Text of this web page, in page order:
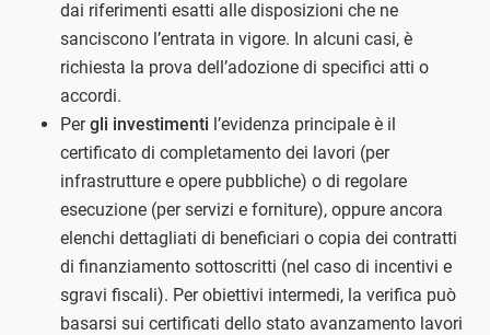
dai riferimenti esatti alle disposizioni che ne
sanciscono l’entrata in vigore. In alcuni casi, è
richiesta la prova dell’adozione di specifici atti o
accordi.
Pergli investimenti l’evidenza principale è il
certificato di completamento dei lavori (per
infrastrutture e opere pubbliche) o di regolare
esecuzione (per servizi e forniture), oppure ancora
elenchi dettagliati di beneficiari o copia dei contratti
di finanziamento sottoscritti (nel caso di incentivi e
sgravi fiscali). Per obiettivi intermedi, la verifica può
basarsi sui certificati dello stato avanzamento lavori